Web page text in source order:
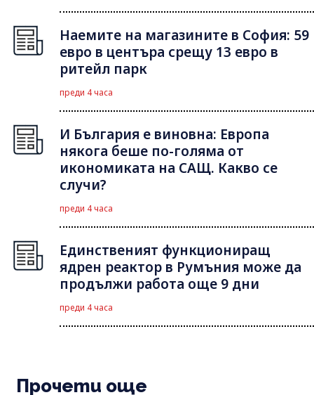
Наемите на магазините в София: 59
евро в центъра срещу 13 евро в
ритейл парк
преди 4 часа
И България е виновна: Европа
някога беше по-голяма от
икономиката на САЩ. Какво се
случи?
преди 4 часа
Единственият функциониращ
ядрен реактор в Румъния може да
продължи работа още 9 дни
преди 4 часа
Прочети още